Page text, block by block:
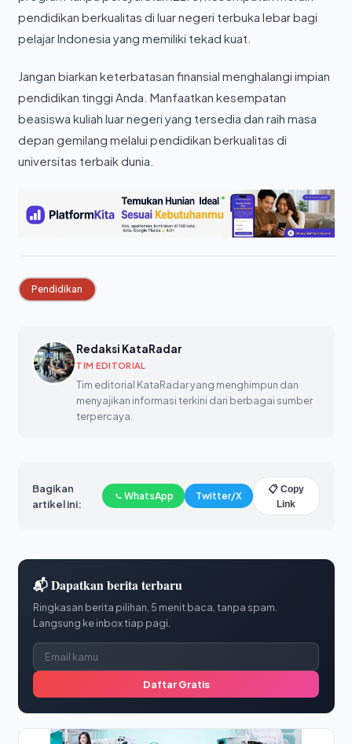
pendidikan berkualitas di luar negeri terbuka lebar bagi
pelajar Indonesia yang memiliki tekad kuat.
Jangan biarkan keterbatasan finansial menghalangi impian
pendidikan tinggi Anda. Manfaatkan kesempatan
beasiswa kuliah luar negeri yang tersedia dan raih masa
depan gemilang melalui pendidikan berkualitas di
universitas terbaik dunia.
Pendidikan
Redaksi KataRadar
TIM EDITORIAL
Tim editorial KataRadar yang menghimpun dan
menyajikan informasi terkini dari berbagai sumber
terpercaya.
Bagikan
artikel ini:
WhatsApp Twitter/X
📋 Copy
Link
📬 Dapatkan berita terbaru
Ringkasan berita pilihan, 5 menit baca, tanpa spam.
Langsung ke inbox tiap pagi.
Daftar Gratis